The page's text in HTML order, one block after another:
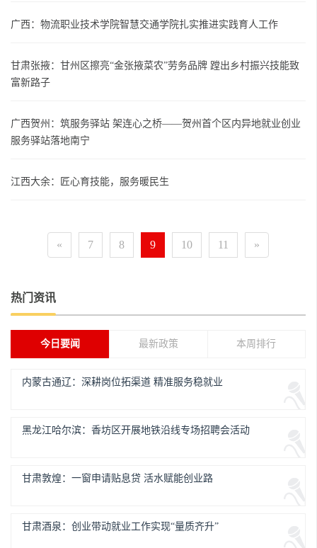
广西：物流职业技术学院智慧交通学院扎实推进实践育人工作
甘肃张掖：甘州区擦亮“金张掖菜农”劳务品牌 蹚出乡村振兴技能致
富新路子
广西贺州：筑服务驿站 架连心之桥——贺州首个区内异地就业创业
服务驿站落地南宁
江西大余：匠心育技能，服务暖民生
« 7 8 9 10 11 »
热门资讯
今日要闻 最新政策 本周排行
内蒙古通辽：深耕岗位拓渠道 精准服务稳就业
黑龙江哈尔滨：香坊区开展地铁沿线专场招聘会活动
甘肃敦煌：一窗申请贴息贷 活水赋能创业路
甘肃酒泉：创业带动就业工作实现“量质齐升”